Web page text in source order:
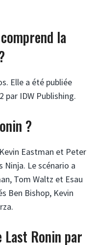
la
Elle a été publiée
par IDW Publishing.
?
Eastman et Peter
Ninja. Le scénario a
Tom Waltz et Esau
Ben Bishop, Kevin
Last Ronin par